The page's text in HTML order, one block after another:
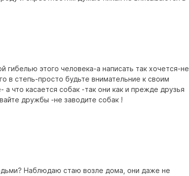
гибелью этого человека-а написать так хочется-не
в степь-просто будьте внимательние к своим
что касается собак -так они как и прежде друзья
дружбы -не заводите собак !
Наблюдаю стаю возле дома, они даже не